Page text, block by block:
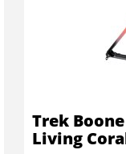
Trek
Living